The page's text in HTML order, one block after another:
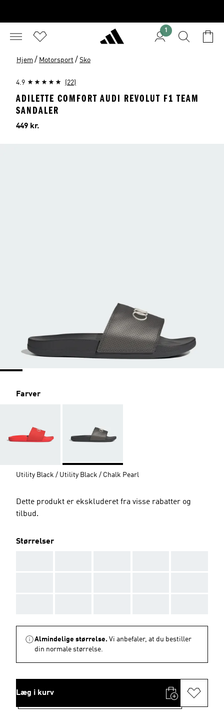
1
Hjem / Motorsport / Sko
4.9 (22)
ADILETTE COMFORT AUDI REVOLUT F1 TEAM
SANDALER
Pris
449 kr.
Farver
Utility Black / Utility Black / Chalk Pearl
Dette produkt er ekskluderet fra visse rabatter og
tilbud.
Størrelser
Almindelige størrelse. Vi anbefaler, at du bestiller
din normale størrelse.
Læg i kurv